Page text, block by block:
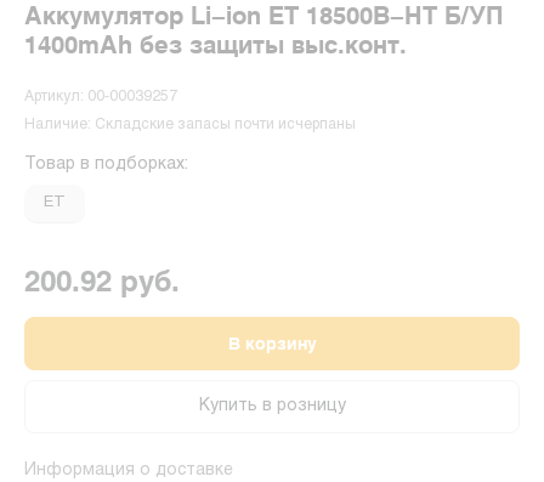
Аккумулятор Li-ion ET 18500B-HT Б/УП
1400mAh без защиты выс.конт.
Артикул: 00-00039257
Наличие: Складские запасы почти исчерпаны
Товар в подборках:
ET
200.92 руб.
В корзину
Купить в розницу
Информация о доставке